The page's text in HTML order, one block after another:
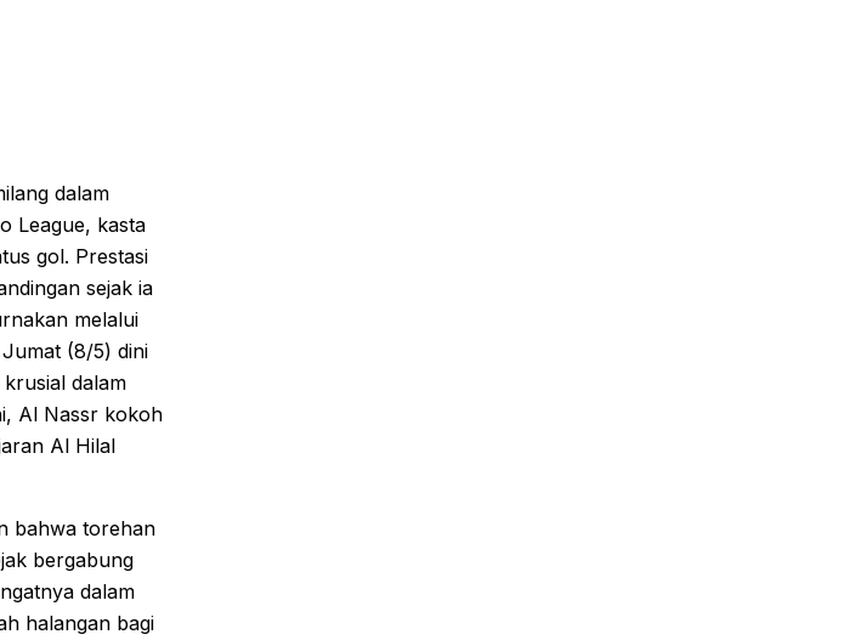
dalam
League, kasta
gol. Prestasi
sejak ia
melalui
(8/5) dini
dalam
Al Nassr kokoh
Al Hilal
bahwa torehan
bergabung
dalam
halangan bagi